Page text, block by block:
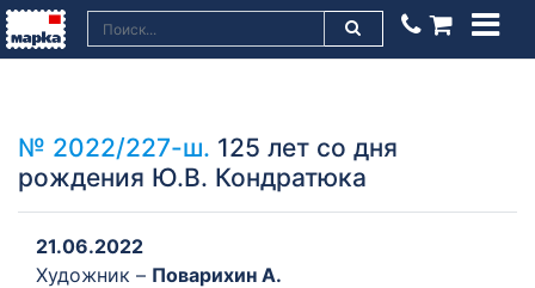
№ 2022/227-ш. 125 лет со дня
рождения Ю.В. Кондратюка
21.06.2022
Художник – Поварихин А.